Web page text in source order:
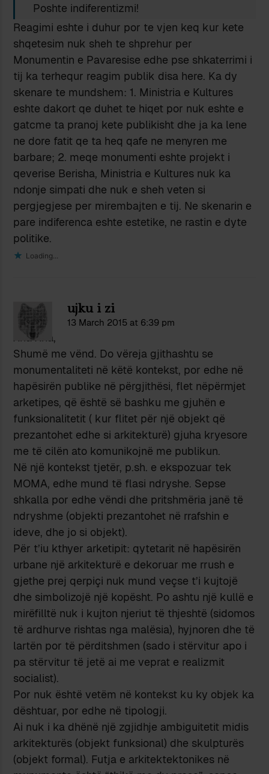
Poshte indiferentizmi!
Reagimi eshte i duhur por te vjen keq kur kete
shqetesim nuk sheh te shprehur per
Monumentin e Pavaresise edhe pse shkaterrimi i
tij ka terhequr reagim publik disa here. Ka dy
skenare te mundshem: 1. Ministria e Kultures
eshte dakort qe duhet te hiqet por nuk eshte e
gatcme ta pranoj kete publikisht dhe ja ka lene
ne dore fatit qe ta heq qafe ne menyren me
barbare; 2. meqe monumenti eshte projekt i
qeverise Berisha, Ministria e Kultures nuk ka
ndonje simpati dhe nuk e sheh veten si
pergjegjese per mirembajten e tij. Ne skenarin e
pare indiferenca eshte estetike, ne rastin e dyte
politike.
Loading...
ujku i zi
13 March 2015 at 6:39 pm
Xha Xha,
Shumë me vënd. Do vëreja gjithashtu se
monumentaliteti në këtë kontekst, por edhe në
hapësirën publike në përgjithësi, flet nëpërmjet
arketipes, që është së bashku me gjuhën e
funksionalitetit ( kur flitet për një objekt që
prezantohet edhe si arkitekturë) gjuha kryesore
me të cilën ato komunikojnë me publikun.
Në një kontekst tjetër, p.sh. e ekspozuar tek
MOMA, edhe mund të flasi ndryshe. Sepse
shkalla por edhe vëndi dhe pritshmëria janë të
ndryshme (objekti prezantohet në rrafshin e
ideve, dhe jo si objekt).
Për t’iu kthyer arketipit: qytetarit në hapësirën
urbane një arkitekturë e dekoruar me rrush e
gjethe prej qerpiçi nuk mund veçse t’i kujtojë
dhe simbolizojë një kopësht. Po ashtu një kullë e
mirëfilltë nuk i kujton njeriut të thjeshtë (sidomos
të ardhurve rishtas nga malësia), hyjnoren dhe të
lartën por të përditshmen (sado i stërvitur apo i
pa stërvitur të jetë ai me veprat e realizmit
socialist).
Por nuk është vetëm në kontekst ku ky objek ka
dështuar, por edhe në tipologji.
Ai nuk i ka dhënë një zgjidhje ambiguitetit midis
arkitekturës (objekt funksional) dhe skulpturës
(objekt formal). Futja e arkitektektonikes në